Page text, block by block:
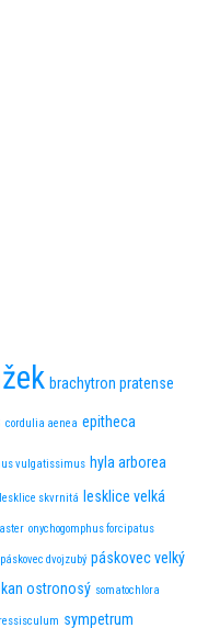
brachytron pratense
cordulia aenea epitheca
vulgatissimus hyla arborea
lesklice skvrnitá lesklice velká
onychogomphus forcipatus
páskovec dvojzubý páskovec velký
ostronosý somatochlora
sympetrum